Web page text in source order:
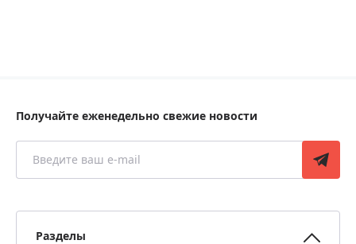
Получайте еженедельно свежие новости
Разделы